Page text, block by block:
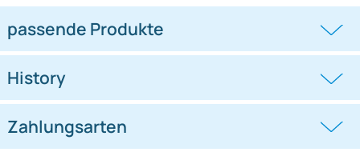
Ähnliche Produkte anzeigen
Frage zum Artikel stellen
Jetzt auf Rechnung kaufen